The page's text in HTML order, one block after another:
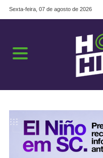
Sexta-feira, 07 de agosto de 2026